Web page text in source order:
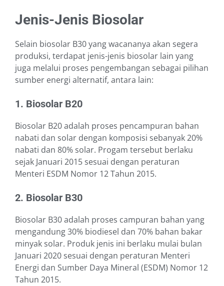
Jenis-Jenis Biosolar
Selain biosolar B30 yang wacananya akan segera
produksi, terdapat jenis-jenis biosolar lain yang
juga melalui proses pengembangan sebagai pilihan
sumber energi alternatif, antara lain:
1. Biosolar B20
Biosolar B20 adalah proses pencampuran bahan
nabati dan solar dengan komposisi sebanyak 20%
nabati dan 80% solar. Progam tersebut berlaku
sejak Januari 2015 sesuai dengan peraturan
Menteri ESDM Nomor 12 Tahun 2015.
2. Biosolar B30
Biosolar B30 adalah proses campuran bahan yang
mengandung 30% biodiesel dan 70% bahan bakar
minyak solar. Produk jenis ini berlaku mulai bulan
Januari 2020 sesuai dengan peraturan Menteri
Energi dan Sumber Daya Mineral (ESDM) Nomor 12
Tahun 2015.